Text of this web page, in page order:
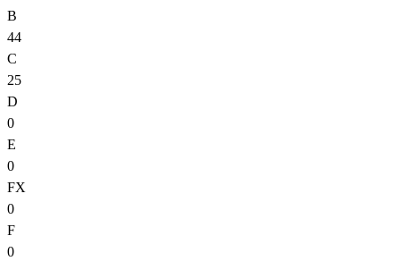
B
44
C
25
D
0
E
0
FX
0
F
0